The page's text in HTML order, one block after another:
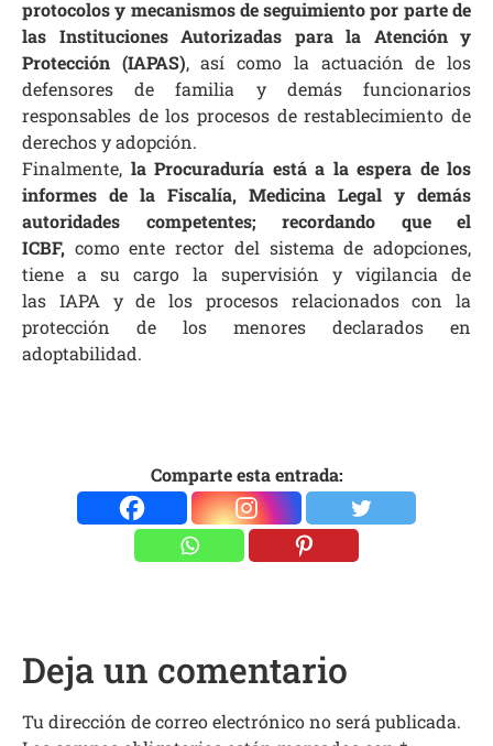
protocolos y mecanismos de seguimiento por parte de
las Instituciones Autorizadas para la Atención y
Protección (IAPAS), así como la actuación de los
defensores de familia y demás funcionarios
responsables de los procesos de restablecimiento de
derechos y adopción.
Finalmente, la Procuraduría está a la espera de los
informes de la Fiscalía, Medicina Legal y demás
autoridades competentes; recordando que el
ICBF, como ente rector del sistema de adopciones,
tiene a su cargo la supervisión y vigilancia de
las IAPA y de los procesos relacionados con la
protección de los menores declarados en
adoptabilidad.
Comparte esta entrada:
Deja un comentario
Tu dirección de correo electrónico no será publicada.